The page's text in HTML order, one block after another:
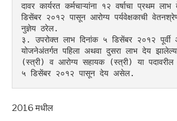
दावर कार्यरत कर्मचाऱ्यांना १२ वर्षाचा प्रथम लाभ
डिसेंबर २०१२ पासून आरोग्य पर्यवेक्षकाची
नुज्ञेय ठरेल.
३. उपरोक्त लाभ दिनांक ५ डिसेंबर २०१२ पूर्वी
योजनेअंतर्गत पहिला अथवा दुसरा लाभ देय
(स्त्री) व आरोग्य सहायक (स्त्री) या पदावरील
५ डिसेंबर २०१२ पासून देय असेल.
2016 मधील